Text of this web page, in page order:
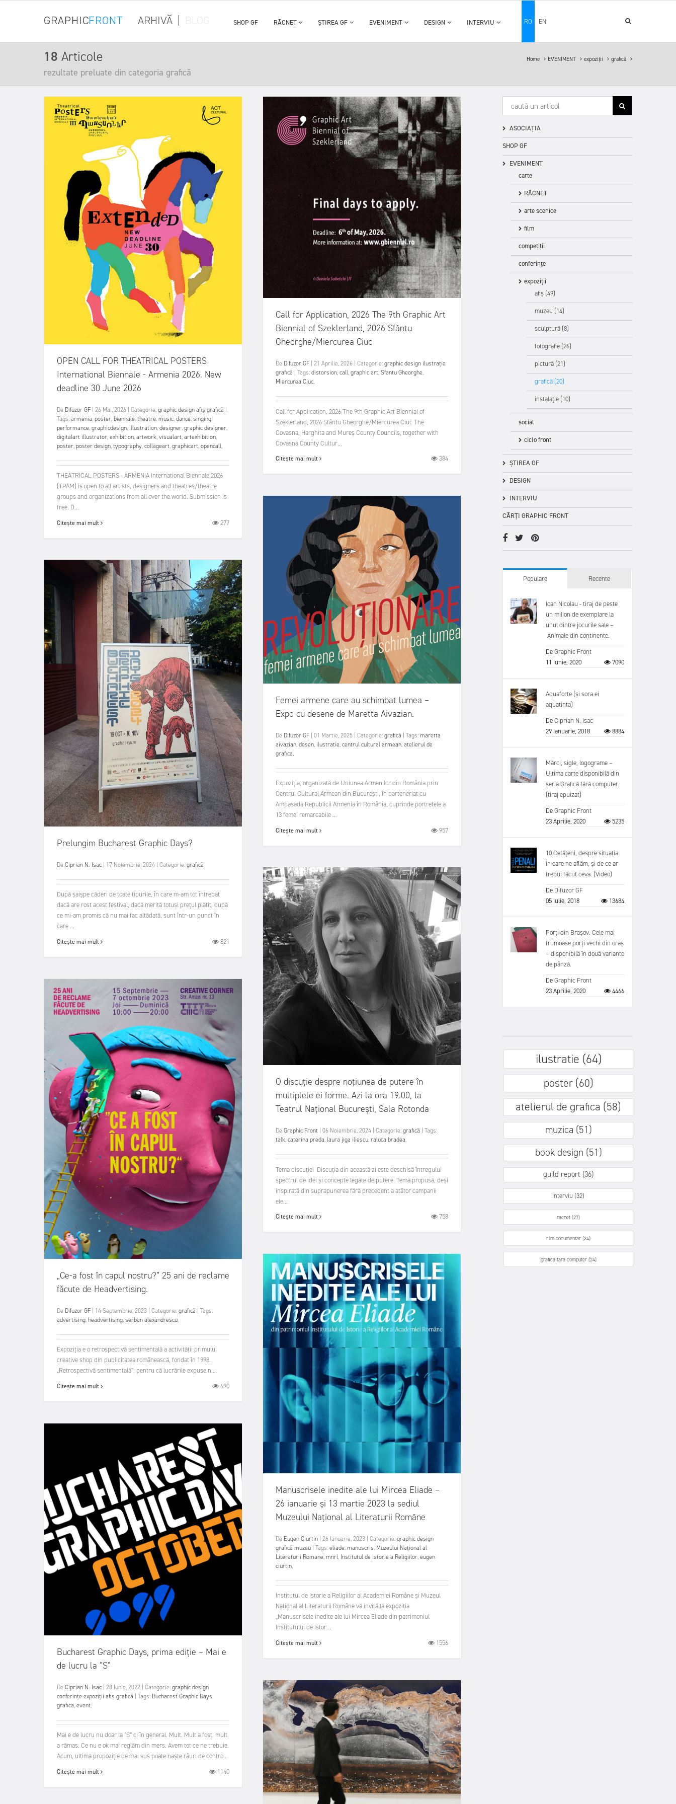
GRAPHICFRONT ARHIVĂ SHOP GF RĂCNET ȘTIREA GF EVENIMENT DESIGN INTERVIU RO EN
18 Articole
rezultate preluate din categoria grafică
Home EVENIMENT expoziții grafică
OPEN CALL FOR THEATRICAL POSTERS
International Biennale - Armenia 2026. New
deadline 30 June 2026
De Difuzor GF | 26 Mai, 2026 | Categorie:graphic designafiș grafică |
Tags:armenia,poster,biennale,theatre,music,dance,singing,
performance,graphicdesign, illustration,designer,graphic designer,
digitalart illustrator,exhibition,artwork,visualart,artexhibition,
poster,poster design,typography,collageart,graphicart,opencall,
THEATRICAL POSTERS - ARMENIA International Biennale 2026
(TPAM) is open to all artists, designers and theatres/theatre
groups and organizations from all over the world. Submission is
free. D...
Citește mai mult 277
Call for Application, 2026 The 9th Graphic Art
Biennial of Szeklerland, 2026 Sfântu
Gheorghe/Miercurea Ciuc
De Difuzor GF 21 Aprilie, 2026 Categorie:graphic design ilustrație
grafică
Tags:distorsion,call,graphic art,Sfantu Gheorghe,
Miercurea Ciuc,
Call for Application, 2026 The 9th Graphic Art Biennial of
Szeklerland, 2026 Sfântu Gheorghe/Miercurea Ciuc The
Covasna, Harghita and Mureş County Councils, together with
Covasna County Cultur...
Citește mai mult 384
Femei armene care au schimbat lumea –
Expo cu desene de Maretta Aivazian.
De Difuzor GF | 01 Martie, 2025 | Categorie:grafică | Tags:maretta
aivazian,desen, ilustratie,centrul cultural armean,atelierul de
grafica,
Expoziția, organizată de Uniunea Armenilor din România prin
Centrul Cultural Armean din București, în parteneriat cu
Ambasada Republicii Armenia în România, cuprinde portretele a
13 femei remarcabile ...
Citește mai mult 957
Prelungim Bucharest Graphic Days?
De Ciprian N. Isac | 17 Noiembrie, 2024 | Categorie:grafică
După șaișpe căderi de toate tipurile, în care m-am tot întrebat
dacă are rost acest festival, dacă merită totuși prețul plătit, după
ce mi-am promis că nu mai fac altădată, sunt într-un punct în
care ...
Citește mai mult 821
O discuție despre noțiunea de putere în
multiplele ei forme. Azi la ora 19.00, la
Teatrul Național București, Sala Rotonda
De Graphic Front 06 Noiembrie, 2024 Categorie:grafică
Tags:
talk,caterina preda,laura jiga iliescu,raluca bradea,
Tema discuției Discuția din această zi este deschisă întregului
spectrul de idei și concepte legate de putere. Tema propusă, deși
inspirată din suprapunerea fără precedent a atâtor campanii
ele...
Citește mai mult 758
„Ce-a fost în capul nostru?” 25 ani de reclame
făcute de Headvertising.
De Difuzor GF 14 Septembrie, 2023 Categorie:grafică
Tags:
advertising,headvertising,serban alexandrescu,
Expoziția e o retrospectivă sentimentală a activității primului
creative shop din publicitatea românească, fondat în 1998.
„Retrospectivă sentimentală”, pentru că lucrările expuse n...
Citește mai mult 690
Manuscrisele inedite ale lui Mircea Eliade –
26 ianuarie și 13 martie 2023 la sediul
Muzeului Național al Literaturii Române
De Eugen Ciurtin 26 Ianuarie, 2023 Categorie:graphic design
grafică muzeu Tags:eliade,manuscris, Muzeului Național al
Literaturii Romane,mnrl, Institutul de Istorie a Religiilor,eugen
ciurtin,
Institutul de Istorie a Religiilor al Academiei Române și Muzeul
Național al Literaturii Române vă invită la expoziția
„Manuscrisele inedite ale lui Mircea Eliade din patrimoniul
Institutului de Istor...
Citește mai mult 1556
Bucharest Graphic Days, prima ediție – Mai e
de lucru la “S"
De Ciprian N. Isac | 28 Iunie, 2022 | Categorie:graphic design
conferințe expoziții afiș grafică | Tags: Bucharest Graphic Days,
grafica,event,
Mai e de lucru nu doar la “S” ci în general. Mult. Mult a fost, mult
a rămas. Ce nu e ok mai reglăm din mers. Avem tot ce ne trebuie.
Acum, ultima propoziție de mai sus poate naște râuri de contro...
Citește mai mult 1140
ASOCIAȚIA
SHOP GF
EVENIMENT
carte
RĂCNET
arte scenice
film
competiții
conferințe
expoziții
afiș (49)
muzeu (14)
sculptură (8)
fotografie (26)
pictură (21)
grafică (20)
instalație (10)
social
ciclo front
ȘTIREA GF
DESIGN
INTERVIU
CĂRȚI GRAPHIC FRONT
Populare Recente
Ioan Nicolau - tiraj de peste
un milion de exemplare la
unul dintre jocurile sale –
Animale din continente.
DeGraphic Front
11 Iunie, 2020
7090
Aquaforte (și sora ei
aquatinta)
DeCiprian N. Isac
29 Ianuarie, 2018
8884
Mărci, sigle, logograme –
Ultima carte disponibilă din
seria Grafică fără computer.
(tiraj epuizat)
DeGraphic Front
23 Aprilie, 2020
5235
10 Cetățeni, despre situația
în care ne aflăm, și de ce ar
trebui făcut ceva. (Video)
De Difuzor GF
05 Iulie, 2018
13684
Porți din Brașov. Cele mai
frumoase porți vechi din oraș
– disponibilă în două variante
de pânză.
DeGraphic Front
23 Aprilie, 2020
4466
ilustratie (64)
poster (60)
atelierul de grafica (58)
muzica (51)
book design (51)
guild report (36)
interviu (32)
racnet (27)
film documentar (24)
grafica fara computer (24)